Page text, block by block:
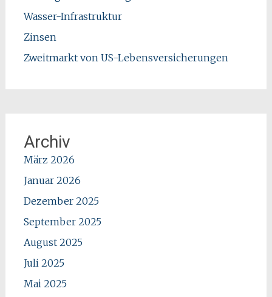
Wasser-Infrastruktur
Zinsen
Zweitmarkt von US-Lebensversicherungen
Archiv
März 2026
Januar 2026
Dezember 2025
September 2025
August 2025
Juli 2025
Mai 2025